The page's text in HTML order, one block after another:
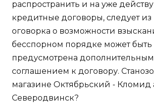
распространить и на уже
кредитные договоры, следует из
оговорка о возможности
бесспорном порядке может быть
предусмотрена дополнительным
соглашением к договору.
магазине Октябрьский - Кломид
Северодвинск?